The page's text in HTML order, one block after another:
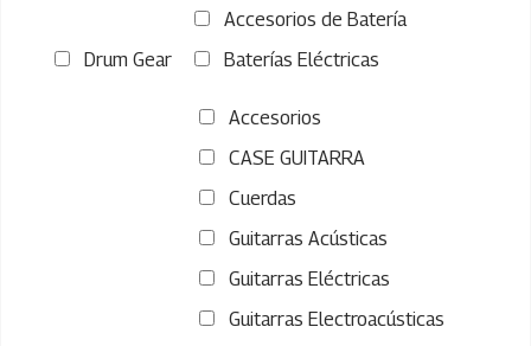
Drum Gear
Accesorios de Batería
Baterías Eléctricas
Accesorios
CASE GUITARRA
Cuerdas
Guitarras Acústicas
Guitarras Eléctricas
Guitarras Electroacústicas